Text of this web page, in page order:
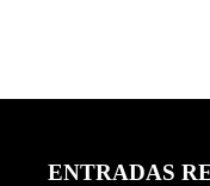
ENTRADAS